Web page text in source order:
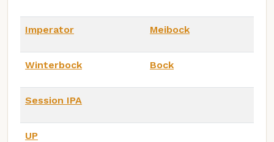
Imperator Meibock
Winterbock Bock
Session IPA
UP